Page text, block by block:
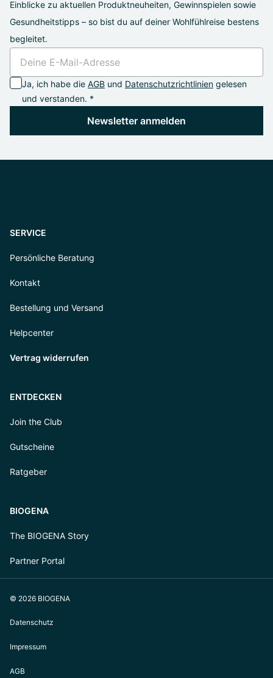
Einblicke zu aktuellen Produktneuheiten, Gewinnspielen sowie
Gesundheitstipps – so bist du auf deiner Wohlfühlreise bestens
begleitet.
Ja, ich habe die AGB und Datenschutzrichtlinien gelesen
und verstanden. *
Newsletter anmelden
SERVICE
Persönliche Beratung
Kontakt
Bestellung und Versand
Helpcenter
Vertrag widerrufen
ENTDECKEN
Join the Club
Gutscheine
Ratgeber
BIOGENA
The BIOGENA Story
Partner Portal
© 2026 BIOGENA
Datenschutz
Impressum
AGB